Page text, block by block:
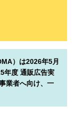
）は2026年5月
年度 通販広告実
業者へ向け、一